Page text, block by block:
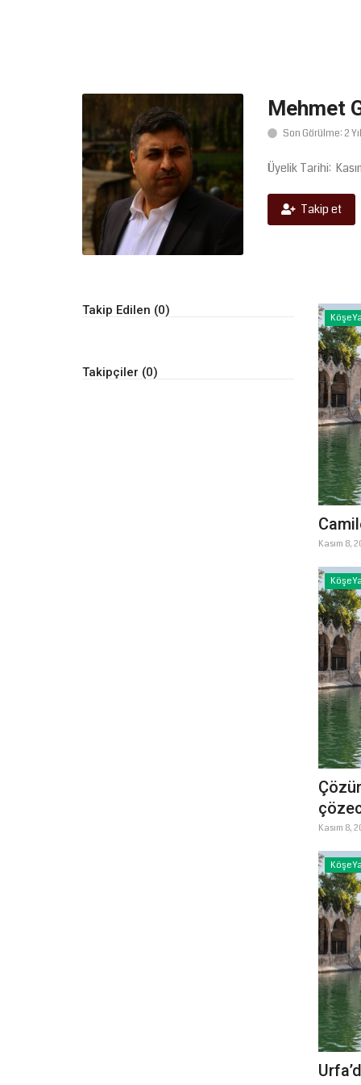
Mehmet
Son Görülme: 2
Üyelik Tarihi:
Takip et
Takip Edilen (0)
Takipçiler (0)
Köşe
Kasım 8,
Köşe
Kasım 8,
Köşe